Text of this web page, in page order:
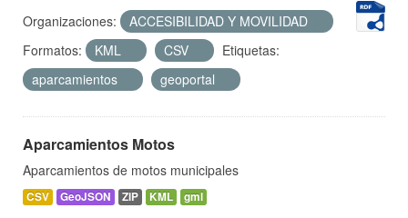
Organizaciones:
ACCESIBILIDAD Y MOVILIDAD
Formatos:
KML CSV
Etiquetas:
aparcamientos
geoportal
Aparcamientos Motos
Aparcamientos de motos municipales
CSV GeoJSON ZIP KML gml